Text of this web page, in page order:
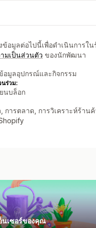
ข้อมูลต่อไปนี้เพื่อดำเนินการใ
มเป็นส่วนตัว ของนักพัฒนา
อมูลอุปกรณ์และกิจกรรม
ร่วม:
นบล็อก
การตลาด, การวิเคราะห์ร้าน
นเซอร์ของคุณ